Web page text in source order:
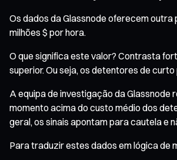
Os dados da Glassnode oferecem
milhões $ por hora.
O que significa este valor? Contrasta
superior. Ou seja, os detentores de
A equipa de investigação da
momento acima do custo médio dos
geral, os sinais apontam para cautela e
Para traduzir estes dados em lógica